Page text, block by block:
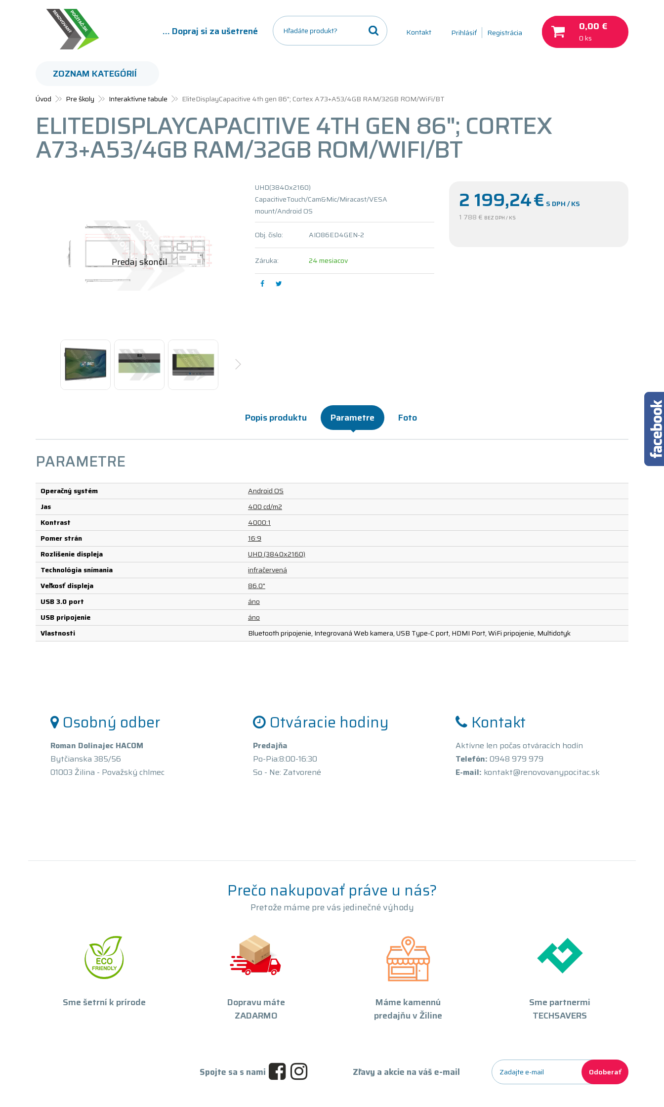
... Dopraj si za ušetrené Prihlásiť Registrácia 0,00 €
0 ks
Kontakt
Úvod Pre školy Interaktívne tabule EliteDisplayCapacitive 4th gen 86"; Cortex A73+A53/4GB RAM/32GB ROM/WiFi/BT
ELITEDISPLAYCAPACITIVE 4TH GEN 86"; CORTEX
A73+A53/4GB RAM/32GB ROM/WIFI/BT
2 199,24€ S DPH / KS
1 788 € BEZ DPH / KS
UHD(3840x2160)
CapacitiveTouch/Cam&Mic/Miracast/VESA
mount/Android OS
Obj. čislo: AIO86ED4GEN-2
Záruka: 24 mesiacov
Popis produktu Parametre Foto
PARAMETRE
Operačný systém
Android OS
Jas
400 cd/m2
Kontrast
4000:1
Pomer strán
16:9
Rozlíšenie displeja
UHD (3840x2160)
Technológia snímania
infračervená
Veľkosť displeja
86.0"
USB 3.0 port
áno
USB pripojenie
áno
Vlastnosti
Bluetooth pripojenie, Integrovaná Web kamera, USB Type-C port, HDMI Port, WiFi pripojenie, Multidotyk
ZOZNAM KATEGÓRIÍ
Osobný odber
Roman Dolinajec HACOM
Bytčianska 385/56
01003 Žilina - Považský chlmec
Otváracie hodiny
Predajňa
Po-Pia:8:00-16:30
So - Ne: Zatvorené
Kontakt
Aktívne len počas otváracích hodín
Telefón: 0948 979 979
E-mail: kontakt@renovovanypocitac.sk
Prečo nakupovať práve u nás?
Pretože máme pre vás jedinečné výhody
Sme šetrní k prírode
Dopravu máte
ZADARMO
Máme kamennú
predajňu v Žiline
Sme partnermi
TECHSAVERS
Spojte sa s nami Zľavy a akcie na váš e-mail Odoberať